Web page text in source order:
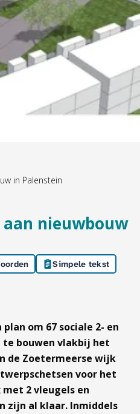
in Palenstein
nieuwbouw
Simpele tekst
om 67 sociale 2- en
bouwen vlakbij het
de Zoetermeerse wijk
voor het
2 vleugels en
zijn al klaar. Inmiddels